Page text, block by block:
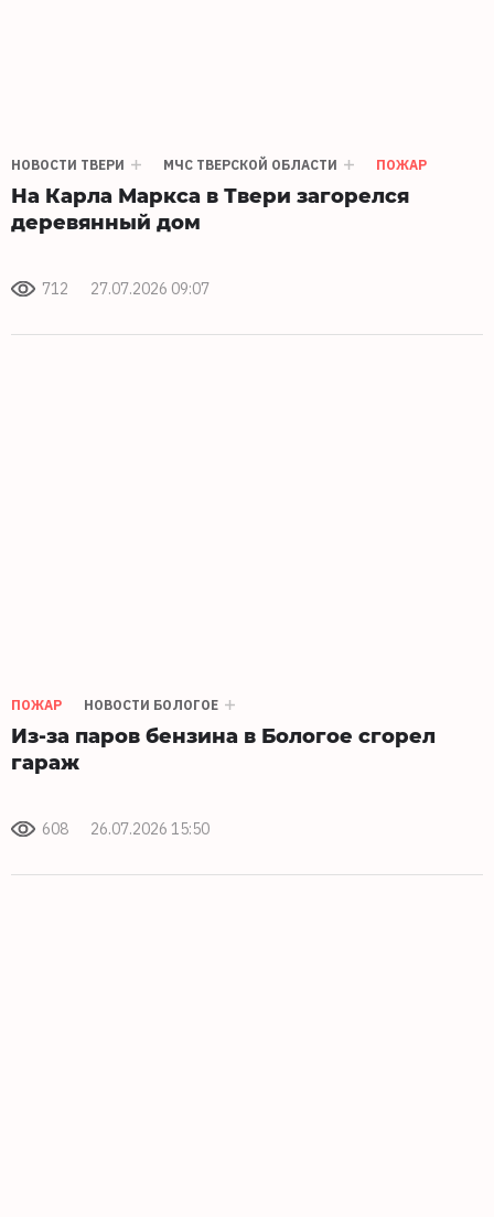
НОВОСТИ ТВЕРИ МЧС ТВЕРСКОЙ ОБЛАСТИ ПОЖАР
На Карла Маркса в Твери загорелся
деревянный дом
712 27.07.2026 09:07
ПОЖАР НОВОСТИ БОЛОГОЕ
Из-за паров бензина в Бологое сгорел
гараж
608 26.07.2026 15:50